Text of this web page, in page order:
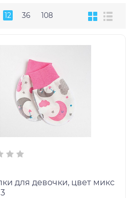
12 36 108
для девочки, цвет микс